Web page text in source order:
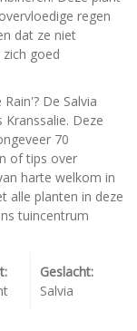
regen
dat ze niet
goed
De Salvia
Deze
70
of tips over
harte welkom in
alle planten in deze
tuincentrum
Geslacht:
Salvia